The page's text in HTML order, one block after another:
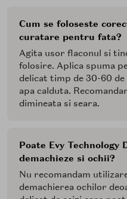
Cum se foloseste
curatare pentru fata?
Agita usor flaconul si
folosire. Aplica spuma
delicat timp de 30-60 de
apa calduta.
dimineata si seara.
Poate Evy Technology
demachieze si ochii?
Nu recomandam
demachierea ochilor